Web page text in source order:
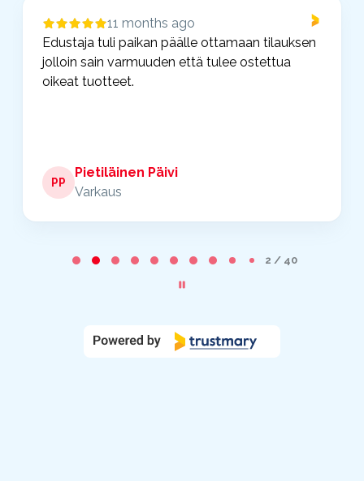
11 months ago
Edustaja tuli paikan päälle ottamaan tilauksen
jolloin sain varmuuden että tulee ostettua
oikeat tuotteet.
PP
Pietiläinen Päivi
Varkaus
2 / 40